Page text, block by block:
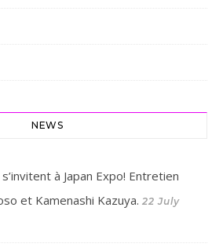
NEWS
à Japan Expo! Entretien
et Kamenashi Kazuya. 22 July